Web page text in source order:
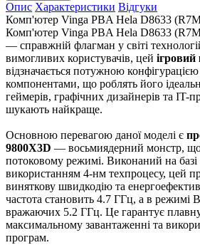
Опис Характеристики Відгуки
Комп'ютер Vinga PBA Hela D8633
Комп'ютер Vinga PBA Hela D8633
— справжній флагман у світі
вимогливих користувачів, цей
відзначається потужною
компонентами, що роблять його
геймерів, графічних дизайнерів та IT-
шукають найкраще.
Основною перевагою даної моделі є
9800X3D — восьмиядерний монстр,
потоковому режимі. Виконаний на базі
використанням 4-нм техпроцесу, цей
виняткову швидкодію та
частота становить 4.7 ГГц, а в режимі
вражаючих 5.2 ГГц. Це гарантує
максимальному завантаженні та
програм.